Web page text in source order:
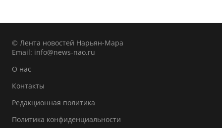
© Лента новостей Нарьян-Мара
Email: info@news-nao.ru
О нас
Контакты
Редакционная политика
Политика конфиденциальности